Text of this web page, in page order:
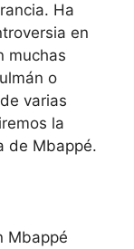
Ha
en
muchas
o
varias
la
de Mbappé.
Mbappé